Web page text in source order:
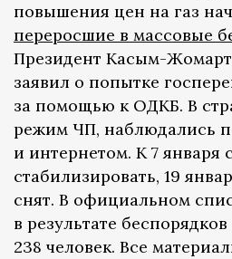
повышения цен на газ
переросшие в массовые
Президент Касым-Жомарт
заявил о попытке
за помощью к ОДКБ. В
режим ЧП, наблюдались
и интернетом. К 7 января
стабилизировать, 19
снят. В официальном
в результате беспорядков
238 человек. Все